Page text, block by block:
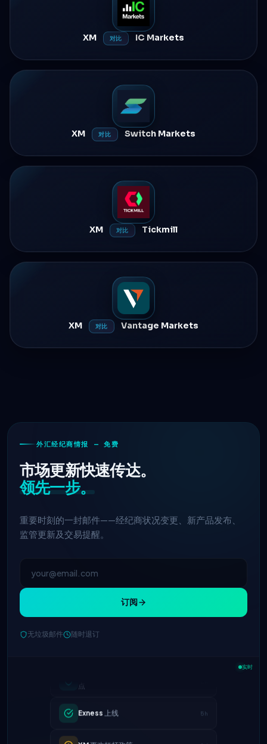
XM 对比 IC Markets
XM 对比 Switch Markets
XM 对比 Tickmill
XM 对比 Vantage Markets
外汇经纪商情报 — 免费
市场更新快速传达。
领先一步。
重要时刻的一封邮件——经纪商状况变更、新产品发布、
监管更新及交易提醒。
订阅
无垃圾邮件 随时退订
实时